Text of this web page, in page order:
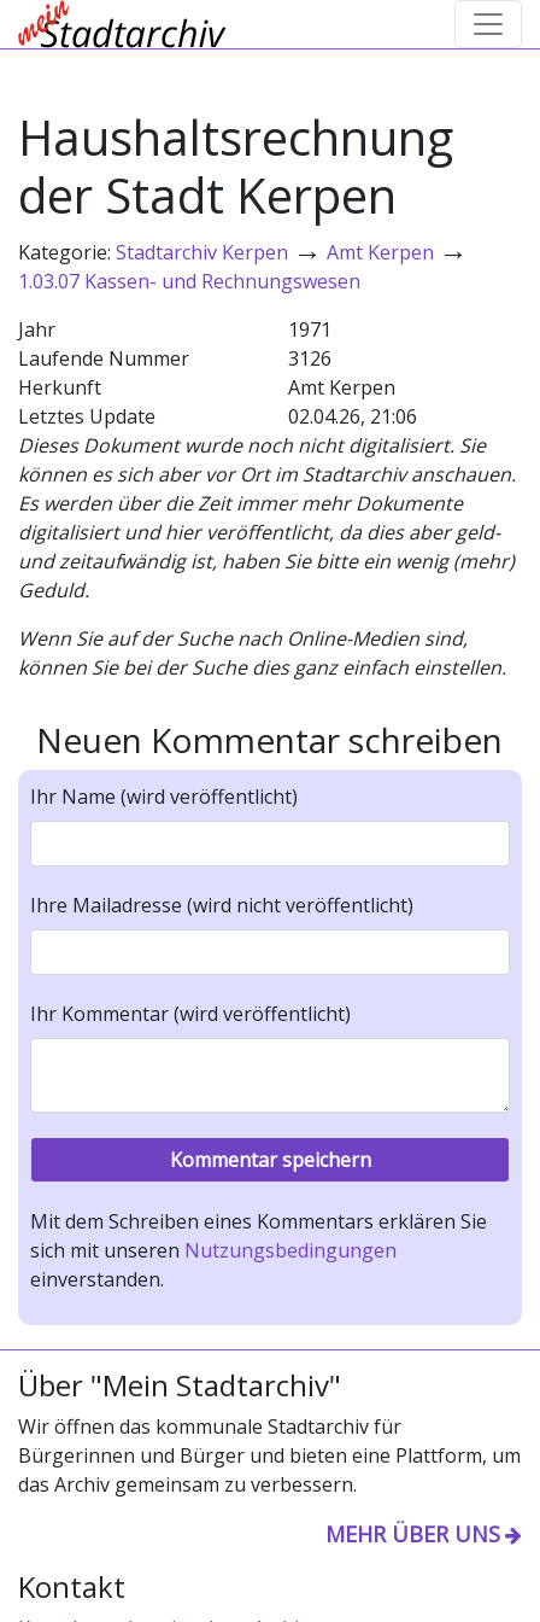
Haushaltsrechnung
der Stadt Kerpen
Kategorie: Stadtarchiv Kerpen → Amt Kerpen →
1.03.07 Kassen- und Rechnungswesen
Jahr
1971
Laufende Nummer
3126
Herkunft
Amt Kerpen
Letztes Update
02.04.26, 21:06
Dieses Dokument wurde noch nicht digitalisiert. Sie
können es sich aber vor Ort im Stadtarchiv anschauen.
Es werden über die Zeit immer mehr Dokumente
digitalisiert und hier veröffentlicht, da dies aber geld-
und zeitaufwändig ist, haben Sie bitte ein wenig (mehr)
Geduld.
Wenn Sie auf der Suche nach Online-Medien sind,
können Sie bei der Suche dies ganz einfach einstellen.
Neuen Kommentar schreiben
Ihr Name (wird veröffentlicht)
Ihre Mailadresse (wird nicht veröffentlicht)
Ihr Kommentar (wird veröffentlicht)
Mit dem Schreiben eines Kommentars erklären Sie
sich mit unseren Nutzungsbedingungen
einverstanden.
Über "Mein Stadtarchiv"
Wir öffnen das kommunale Stadtarchiv für
Bürgerinnen und Bürger und bieten eine Plattform, um
das Archiv gemeinsam zu verbessern.
MEHR ÜBER UNS
Kontakt